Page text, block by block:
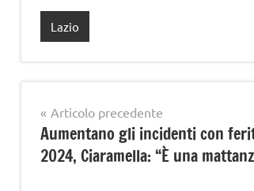
Lazio
Navigazione
articoli
Articolo precedente
Aumentano gli incidenti con
2024, Ciaramella: “È una